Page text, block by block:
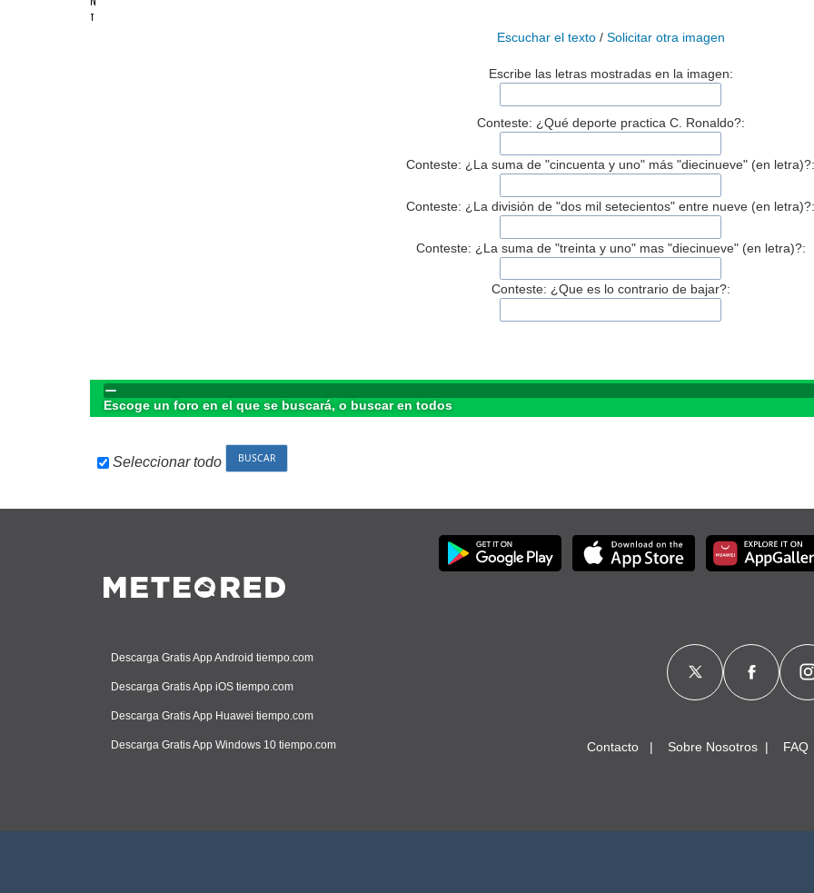
Escuchar el texto/ Solicitar otra imagen
Escribe las letras mostradas en la imagen:
Conteste: ¿Qué deporte practica C. Ronaldo?:
Conteste: ¿La suma de "cincuenta y uno" más "diecinueve" (en letra)?:
Conteste: ¿La división de "dos mil setecientos" entre nueve (en letra)?:
Conteste: ¿La suma de "treinta y uno" mas "diecinueve" (en letra)?:
Conteste: ¿Que es lo contrario de bajar?:
Escoge un foro en el que se buscará, o buscar en todos
Seleccionar todo
Descarga Gratis App Android tiempo.com
Descarga Gratis App iOS tiempo.com
Descarga Gratis App Huawei tiempo.com
Descarga Gratis App Windows 10 tiempo.com Contacto Sobre Nosotros FAQ